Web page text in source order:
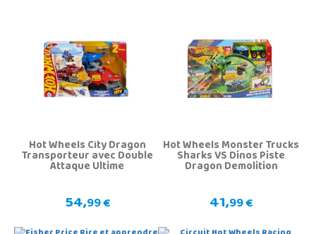
Hot Wheels City Dragon
Transporteur avec Double
Attaque Ultime
54,99 €
Hot Wheels Monster Trucks
Sharks VS Dinos Piste
Dragon Demolition
41,99 €